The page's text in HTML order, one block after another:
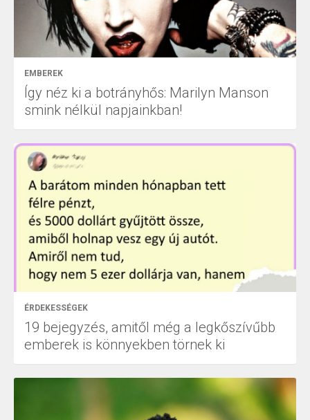
EMBEREK
Így néz ki a botrányhős: Marilyn Manson
smink nélkül napjainkban!
ÉRDEKESSÉGEK
19 bejegyzés, amitől még a legkőszívűbb
emberek is könnyekben törnek ki